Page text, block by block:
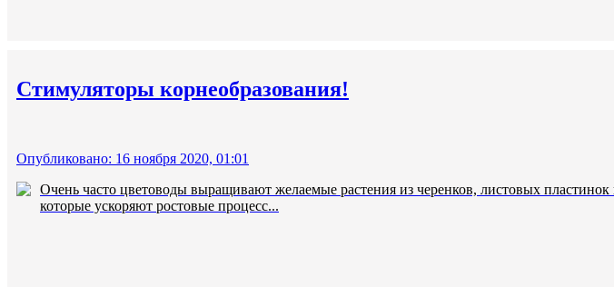
Стимуляторы корнеобразования!
Опубликовано: 16 ноября 2020, 01:01
Очень часто цветоводы выращивают желаемые растения из черенков, листовых
которые ускоряют ростовые процесс...